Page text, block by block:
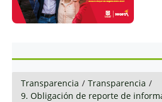
Transparencia / Transparencia /
9. Obligación de reporte de